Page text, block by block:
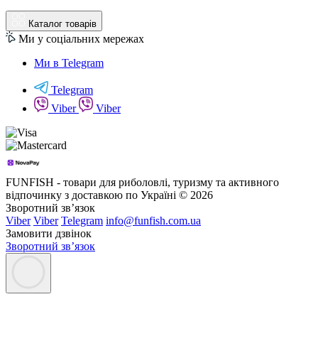
Каталог товарів
Ми у соціальних мережах
Ми в Telegram
Telegram
Viber
Viber
FUNFISH - товари для риболовлі, туризму та активного
відпочинку з доставкою по Україні © 2026
Зворотний зв’язок
Viber Viber Telegram info@funfish.com.ua
Замовити дзвінок
Зворотний зв’язок